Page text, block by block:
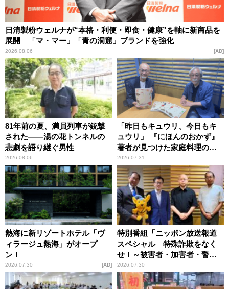
日清製粉ウェルナが“本格・利便・即食・健康”を軸に新商品を
展開 「マ・マー」「青の洞窟」ブランドを強化
2026.08.06 AD
81年前の夏、満員列車が銃撃
された――湯の花トンネルの
悲劇を語り継ぐ男性
2026.08.06
「昨日もキュウリ、今日もキ
ュウリ」 『にほんのおかず』
著者が見つけた家庭料理の知
恵
2026.07.31
熱海に新リゾートホテル「ヴ
ィラージュ熱海」がオープ
ン！
2026.07.30 AD
特別番組「ニッポン放送報道
スペシャル 特殊詐欺をなく
せ！～被害者・加害者・警視
庁が語るトクリュウの実態
～」放送
2026.07.30